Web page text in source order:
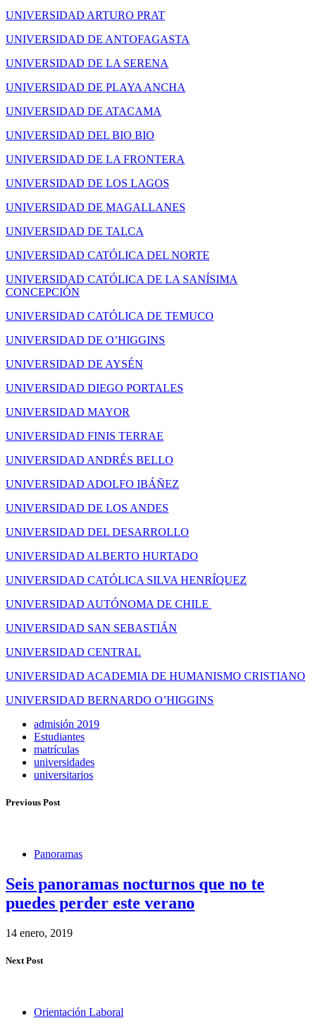
UNIVERSIDAD ARTURO PRAT
UNIVERSIDAD DE ANTOFAGASTA
UNIVERSIDAD DE LA SERENA
UNIVERSIDAD DE PLAYA ANCHA
UNIVERSIDAD DE ATACAMA
UNIVERSIDAD DEL BIO BIO
UNIVERSIDAD DE LA FRONTERA
UNIVERSIDAD DE LOS LAGOS
UNIVERSIDAD DE MAGALLANES
UNIVERSIDAD DE TALCA
UNIVERSIDAD CATÓLICA DEL NORTE
UNIVERSIDAD CATÓLICA DE LA SANÍSIMA
CONCEPCIÓN
UNIVERSIDAD CATÓLICA DE TEMUCO
UNIVERSIDAD DE O’HIGGINS
UNIVERSIDAD DE AYSÉN
UNIVERSIDAD DIEGO PORTALES
UNIVERSIDAD MAYOR
UNIVERSIDAD FINIS TERRAE
UNIVERSIDAD ANDRÉS BELLO
UNIVERSIDAD ADOLFO IBÁÑEZ
UNIVERSIDAD DE LOS ANDES
UNIVERSIDAD DEL DESARROLLO
UNIVERSIDAD ALBERTO HURTADO
UNIVERSIDAD CATÓLICA SILVA HENRÍQUEZ
UNIVERSIDAD AUTÓNOMA DE CHILE
UNIVERSIDAD SAN SEBASTIÁN
UNIVERSIDAD CENTRAL
UNIVERSIDAD ACADEMIA DE HUMANISMO CRISTIANO
UNIVERSIDAD BERNARDO O’HIGGINS
admisión 2019
Estudiantes
matrículas
universidades
universitarios
Previous Post
Panoramas
Seis panoramas nocturnos que no te
puedes perder este verano
14 enero, 2019
Next Post
Orientación Laboral